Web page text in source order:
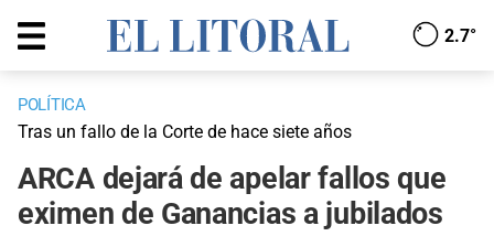
2.7°
POLÍTICA
Tras un fallo de la Corte de hace siete años
ARCA dejará de apelar fallos que
eximen de Ganancias a jubilados